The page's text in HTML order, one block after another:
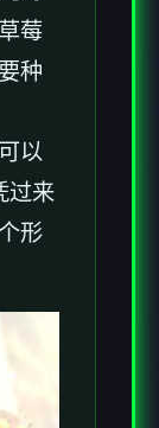
莓
种
以
过来
形